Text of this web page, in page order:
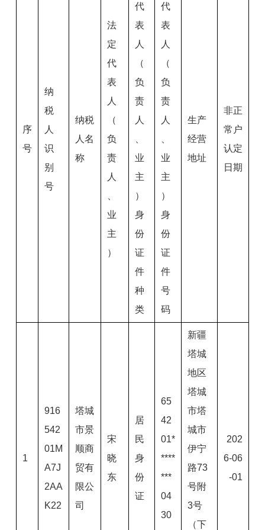
序
号
纳
税
人
识
别
号
纳税
人名
称
法
定
代
表
人
（
负
责
人
业
主
）
代
表
人
（
负
责
人
业
主
）
身
份
证
件
种
类
代
表
人
（
负
责
人
业
主
）
身
份
证
件
号
码
生产
经营
地址
非正
常户
认定
日期
1
916
542
01M
A7J
2AA
K22
塔城
市景
顺商
贸有
限公
司
宋
晓
东
居
民
身
份
证
65
42
01*
****
***
04
30
新疆
塔城
地区
塔城
市塔
城市
伊宁
路73
号附
3号
（下
202
6-06
-01